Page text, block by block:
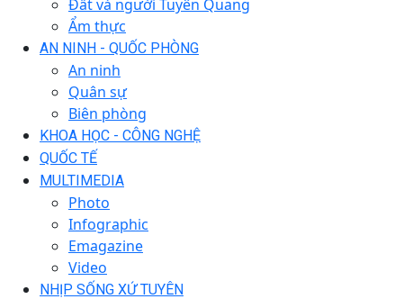
Đất và người Tuyên Quang
Ẩm thực
AN NINH - QUỐC PHÒNG
An ninh
Quân sự
Biên phòng
KHOA HỌC - CÔNG NGHỆ
QUỐC TẾ
MULTIMEDIA
Photo
Infographic
Emagazine
Video
NHỊP SỐNG XỨ TUYÊN